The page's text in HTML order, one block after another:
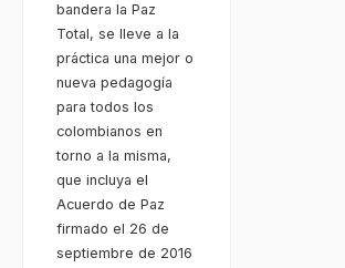
bandera la Paz
Total, se lleve a la
práctica una mejor o
nueva pedagogía
para todos los
colombianos en
torno a la misma,
que incluya el
Acuerdo de Paz
firmado el 26 de
septiembre de 2016